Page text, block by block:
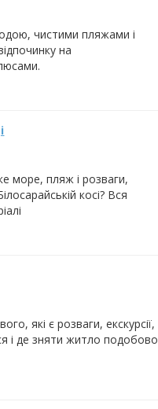
чистими пляжами і
на
море, пляж і розваги,
косі? Вся
які є розваги, екскурсії,
і де зняти житло подобово